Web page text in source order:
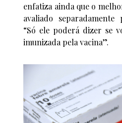
enfatiza ainda que o
avaliado
“Só ele poderá dizer se
imunizada pela vacina”.